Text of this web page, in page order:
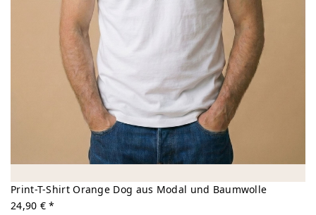
Print-T-Shirt Orange Dog aus Modal und Baumwolle
24,90 € *